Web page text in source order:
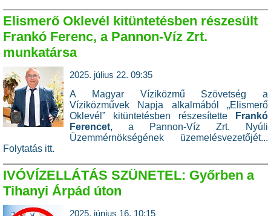
Elismerő Oklevél kitüntetésben részesült
Frankó Ferenc, a Pannon-Víz Zrt.
munkatársa
2025. július 22. 09:35
A Magyar Víziközmű Szövetség a
Víziközművek Napja alkalmából „Elismerő
Oklevél” kitüntetésben részesítette Frankó
Ferencet, a Pannon-Víz Zrt. Nyúli
Üzemmérnökségének üzemelésvezetőjét...
Folytatás itt.
IVÓVÍZELLÁTÁS SZÜNETEL: Győrben a
Tihanyi Árpád úton
2025. június 16. 10:15